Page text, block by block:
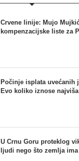
Crvene linije: Mujo
kompenzacijske liste za
Počinje isplata uvećanih
Evo koliko iznose
U Crnu Goru proteklog
ljudi nego što zemlja